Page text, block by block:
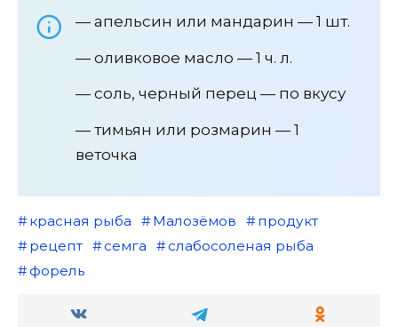
— апельсин или мандарин — 1 шт.
— оливковое масло — 1 ч. л.
— соль, черный перец — по вкусу
— тимьян или розмарин — 1
веточка
красная рыба Малозёмов
продукт
рецепт
семга
слабосоленая рыба
форель